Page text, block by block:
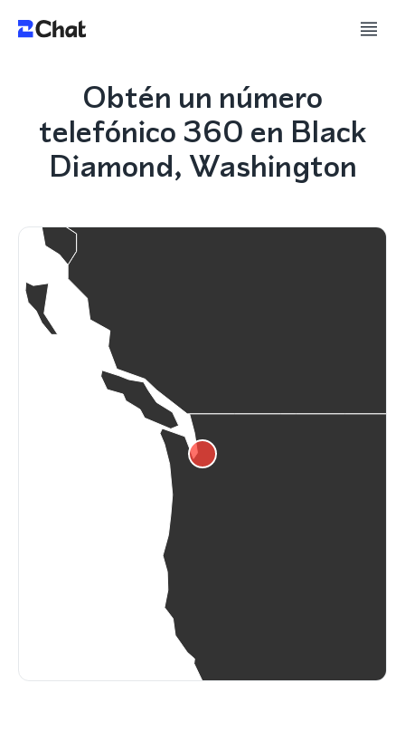
Obtén un número
telefónico 360 en Black
Diamond, Washington